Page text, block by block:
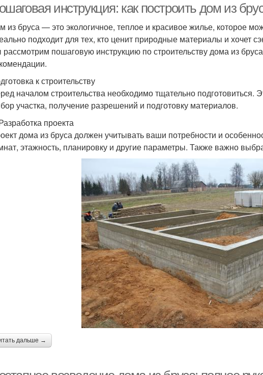
инструкция: как построить дом из
из бруса — это экологичное, теплое и красивое жилье, которое
подходит для тех, кто ценит природные материалы и хочет
пошаговую инструкцию по строительству дома из
к строительству
началом строительства необходимо тщательно подготовиться.
участка, получение разрешений и подготовку материалов.
проекта
дома из бруса должен учитывать ваши потребности и
этажность, планировку и другие параметры. Также важно
дальше →